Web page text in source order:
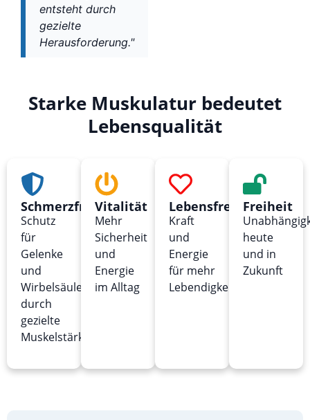
entsteht durch
gezielte
Herausforderung."
Starke Muskulatur bedeutet
Lebensqualität
Schmerzfreiheit
Schutz
für
Gelenke
und
Wirbelsäule
durch
gezielte
Muskelstärkung
Vitalität
Mehr
Sicherheit
und
Energie
im Alltag
Lebensfreude
Kraft
und
Energie
für mehr
Lebendigkeit
Freiheit
heute
und in
Zukunft